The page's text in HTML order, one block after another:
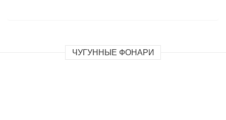
ЧУГУННЫЕ ФОНАРИ